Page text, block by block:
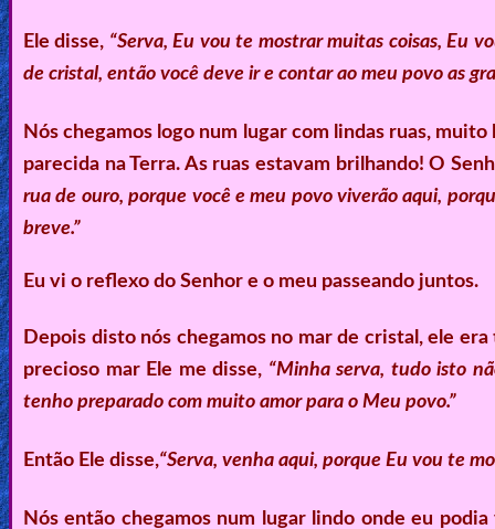
Warfare
Revelations
Testimonies
Evangelism
Documentaries
Islam
Ele disse, “Serva, Eu vou te mostrar muitas coisas, Eu
de cristal, então você deve ir e contar ao meu povo as
Nós chegamos logo num lugar com lindas ruas,
parecida na Terra. As ruas estavam brilhando! O
rua de ouro, porque você e meu povo viverão aqui,
breve.”
Eu vi o reflexo do Senhor e o meu passeando juntos.
Depois disto nós chegamos no mar de cristal, ele
precioso mar Ele me disse, “Minha serva, tudo isto
tenho preparado com muito amor para o Meu povo.”
Então Ele disse,“Serva, venha aqui, porque Eu vou te
Nós então chegamos num lugar lindo onde eu